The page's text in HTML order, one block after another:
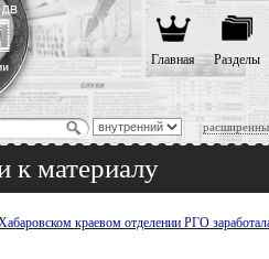
Главная Разделы
к материалу
краевом отделении РГО